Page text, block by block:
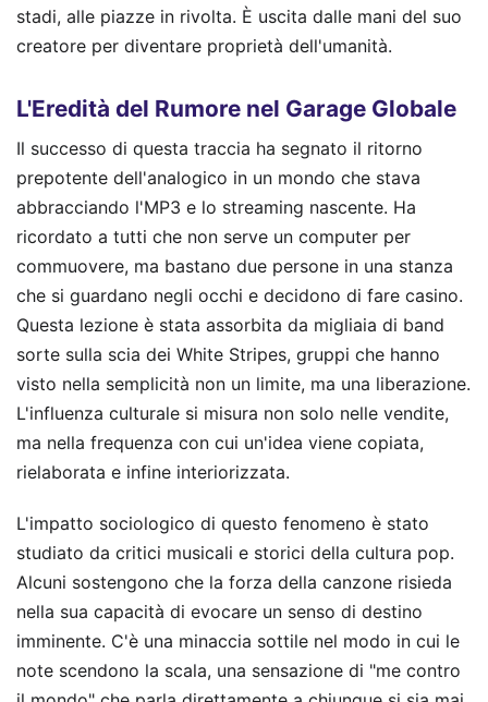
stadi, alle piazze in rivolta. È uscita dalle mani del suo
creatore per diventare proprietà dell'umanità.
L'Eredità del Rumore nel Garage Globale
Il successo di questa traccia ha segnato il ritorno
prepotente dell'analogico in un mondo che stava
abbracciando l'MP3 e lo streaming nascente. Ha
ricordato a tutti che non serve un computer per
commuovere, ma bastano due persone in una stanza
che si guardano negli occhi e decidono di fare casino.
Questa lezione è stata assorbita da migliaia di band
sorte sulla scia dei White Stripes, gruppi che hanno
visto nella semplicità non un limite, ma una liberazione.
L'influenza culturale si misura non solo nelle vendite,
ma nella frequenza con cui un'idea viene copiata,
rielaborata e infine interiorizzata.
L'impatto sociologico di questo fenomeno è stato
studiato da critici musicali e storici della cultura pop.
Alcuni sostengono che la forza della canzone risieda
nella sua capacità di evocare un senso di destino
imminente. C'è una minaccia sottile nel modo in cui le
note scendono la scala, una sensazione di "me contro